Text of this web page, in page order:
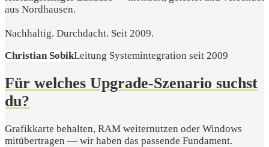
aus Nordhausen.
Nachhaltig. Durchdacht. Seit 2009.
Christian SobikLeitung Systemintegration seit 2009
Für welches Upgrade-Szenario suchst
du?
Grafikkarte behalten, RAM weiternutzen oder Windows
mitübertragen — wir haben das passende Fundament.